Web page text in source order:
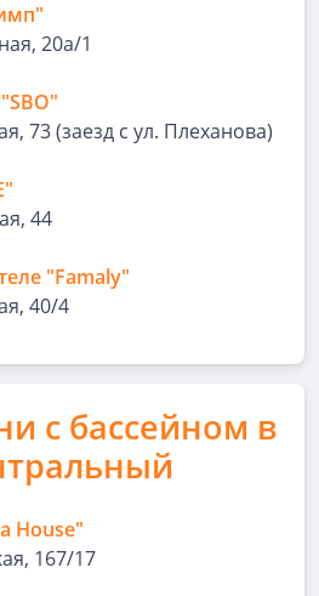
20а/1
73 (заезд с ул. Плеханова)
44
"Famaly"
40/4
с бассейном в
House"
167/17